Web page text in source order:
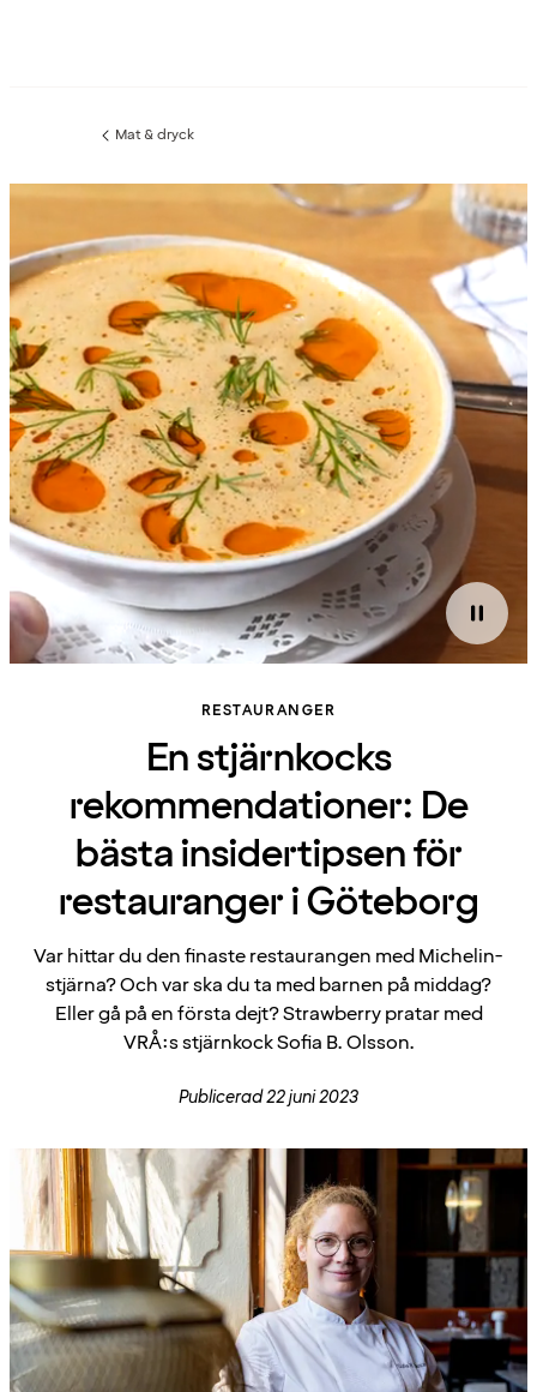
Föregående
Mat & dryck
RESTAURANGER
En stjärnkocks
rekommendationer: De
bästa insidertipsen för
restauranger i Göteborg
Var hittar du den finaste restaurangen med Michelin-
stjärna? Och var ska du ta med barnen på middag?
Eller gå på en första dejt? Strawberry pratar med
VRÅ:s stjärnkock Sofia B. Olsson.
Publicerad 22 juni 2023